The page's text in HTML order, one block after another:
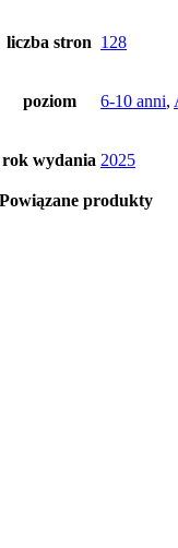
liczba stron 128
poziom 6-10 anni,
rok wydania 2025
Powiązane produkty